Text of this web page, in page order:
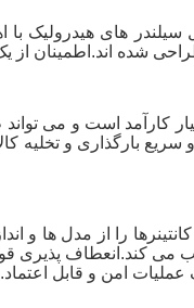
سیلندر های هیدرولیک
شده اند.اطمینان از یک
کارآمد است و می
و سریع بارگذاری و
کانتینرها را از مدل ها
می کند.انعطاف پذیری
امن و قابل اعتماد.